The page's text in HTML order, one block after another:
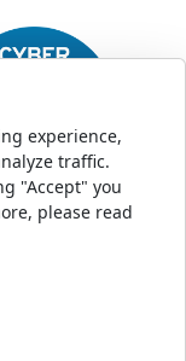
Reserved
experience,
traffic.
"Accept" you
please read